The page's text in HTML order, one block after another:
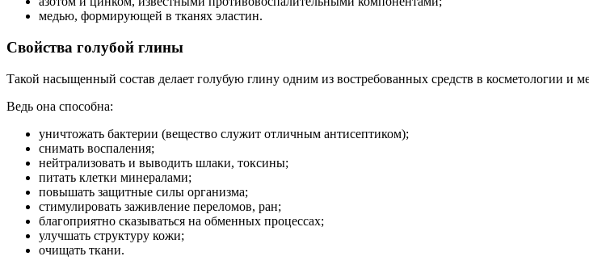
медью, формирующей в тканях эластин.
Свойства голубой глины
Такой насыщенный состав делает голубую глину одним из востребованных средств в косметологии и
Ведь она способна:
уничтожать бактерии (вещество служит отличным антисептиком);
снимать воспаления;
нейтрализовать и выводить шлаки, токсины;
питать клетки минералами;
повышать защитные силы организма;
стимулировать заживление переломов, ран;
благоприятно сказываться на обменных процессах;
улучшать структуру кожи;
очищать ткани.